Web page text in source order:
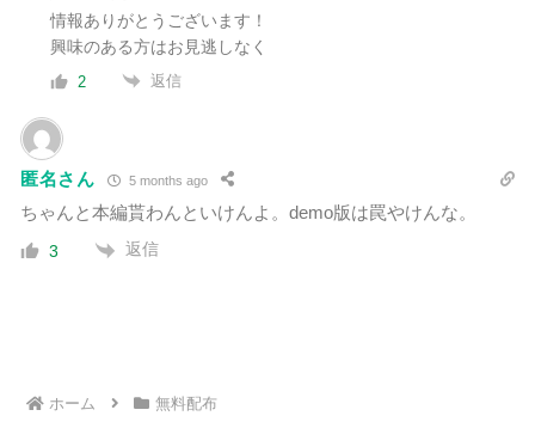
情報ありがとうございます！
興味のある方はお見逃しなく
2 返信
匿名さん 5 months ago
ちゃんと本編貰わんといけんよ。demo版は罠やけんな。
3 返信
ホーム 無料配布